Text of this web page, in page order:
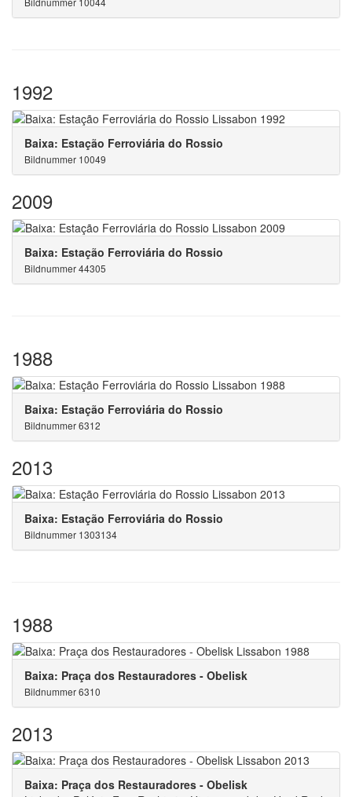
1992
Baixa: Estação Ferroviária do Rossio
Bildnummer 10049
2009
Baixa: Estação Ferroviária do Rossio
Bildnummer 44305
1988
Baixa: Estação Ferroviária do Rossio
Bildnummer 6312
2013
Baixa: Estação Ferroviária do Rossio
Bildnummer 1303134
1988
Baixa: Praça dos Restauradores - Obelisk
Bildnummer 6310
2013
Baixa: Praça dos Restauradores - Obelisk